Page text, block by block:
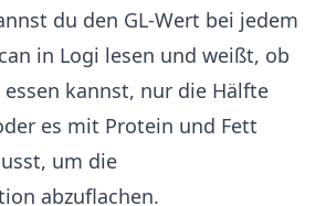
du den GL-Wert bei jedem
in Logi lesen und weißt, ob
essen kannst, nur die Hälfte
es mit Protein und Fett
um die
abzuflachen.